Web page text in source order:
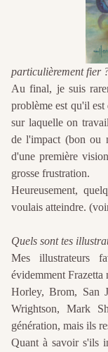
particulièrement fier
Au final, je suis
problème est qu'il
sur laquelle on
de l'impact (bon ou
d'une première
grosse frustration.
Heureusement,
voulais atteindre.
Quels sont tes
Mes illustrateurs
évidemment
Horley, Brom, San
Wrightson, Mark
génération, mais ils
Quant à savoir s'ils